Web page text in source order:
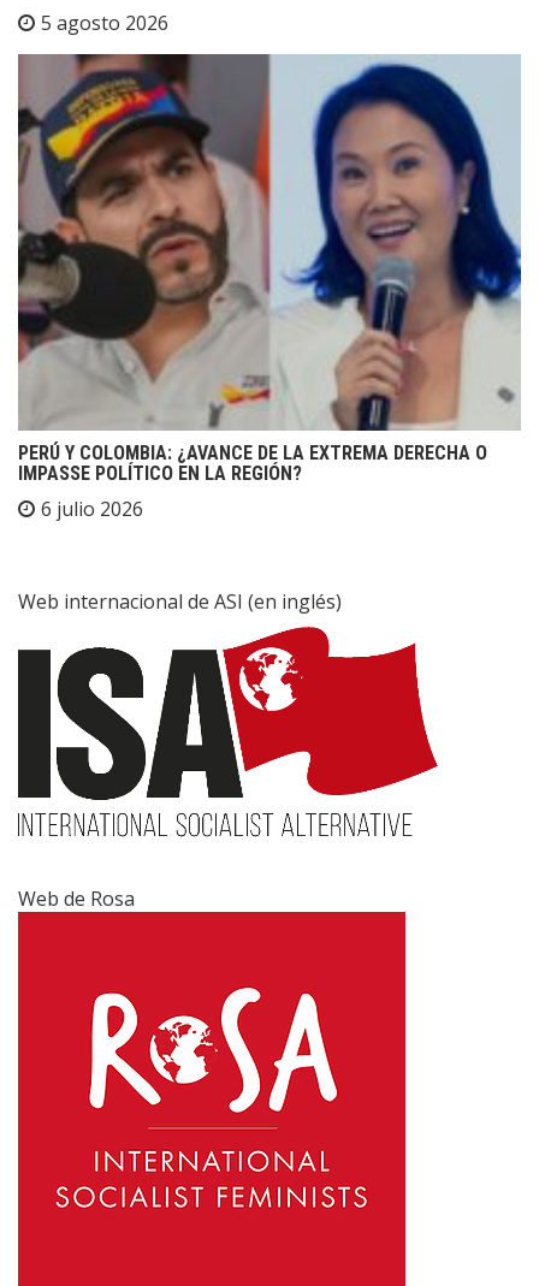
5 agosto 2026
PERÚ Y COLOMBIA: ¿AVANCE DE LA EXTREMA DERECHA O
IMPASSE POLÍTICO EN LA REGIÓN?
6 julio 2026
Web internacional de ASI (en inglés)
Web de Rosa